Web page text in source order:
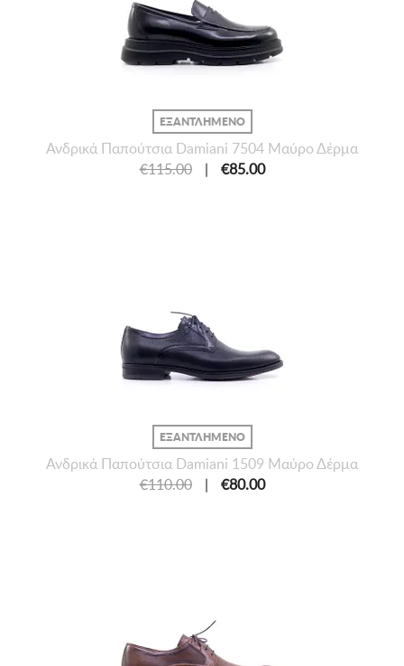
ΕΞΑΝΤΛΗΜΕΝΟ
Ανδρικά Παπούτσια Damiani 7504 Μαύρο Δέρμα
€115.00
| €85.00
ΕΞΑΝΤΛΗΜΕΝΟ
Ανδρικά Παπούτσια Damiani 1509 Μαύρο Δέρμα
€110.00
| €80.00